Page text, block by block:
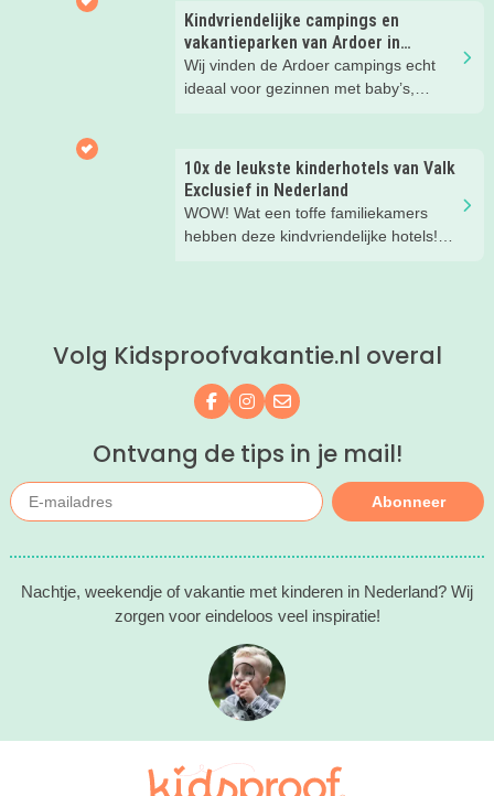
Kindvriendelijke campings en
vakantieparken van Ardoer in
Nederland
Wij vinden de Ardoer campings echt
ideaal voor gezinnen met baby’s,
10x de leukste kinderhotels van Valk
Exclusief in Nederland
WOW! Wat een toffe familiekamers
hebben deze kindvriendelijke hotels!
kind(eren).
Volg Kidsproofvakantie.nl overal
Volg ons op Facebook
Volg ons op Instagram
Mail ons
Ontvang de tips in je mail!
Abonneer
Nachtje, weekendje of vakantie met kinderen in Nederland? Wij
zorgen voor eindeloos veel inspiratie!